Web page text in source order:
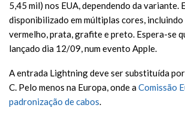
5,45 mil) nos EUA, dependendo da variante.
disponibilizado em múltiplas cores, incluindo
vermelho, prata, grafite e preto. Espera-se
lançado dia 12/09, num evento Apple.
A entrada Lightning deve ser substituída
C. Pelo menos na Europa, onde aComissão
padronização de cabos